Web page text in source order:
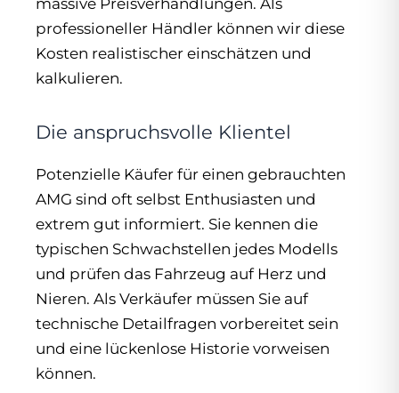
professioneller Händler können wir diese
Kosten realistischer einschätzen und
kalkulieren.
Die anspruchsvolle Klientel
Potenzielle Käufer für einen gebrauchten
AMG sind oft selbst Enthusiasten und
extrem gut informiert. Sie kennen die
typischen Schwachstellen jedes Modells
und prüfen das Fahrzeug auf Herz und
Nieren. Als Verkäufer müssen Sie auf
technische Detailfragen vorbereitet sein
und eine lückenlose Historie vorweisen
können.